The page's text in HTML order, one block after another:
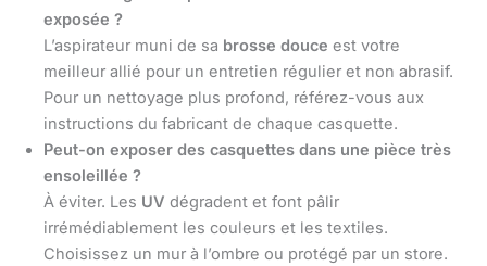
exposée ?
L’aspirateur muni de sa brosse douce est votre
meilleur allié pour un entretien régulier et non abrasif.
Pour un nettoyage plus profond, référez-vous aux
instructions du fabricant de chaque casquette.
Peut-on exposer des casquettes dans une pièce très
ensoleillée ?
À éviter. Les UV dégradent et font pâlir
irrémédiablement les couleurs et les textiles.
Choisissez un mur à l’ombre ou protégé par un store.